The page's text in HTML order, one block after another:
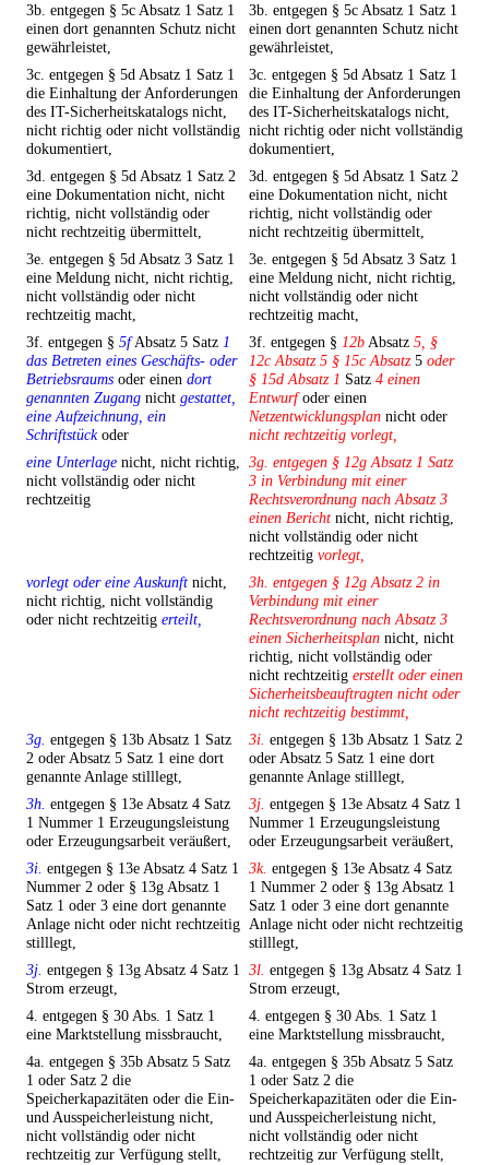
3b. entgegen § 5c Absatz 1 Satz 1
einen dort genannten Schutz nicht
gewährleistet,
3b. entgegen § 5c Absatz 1 Satz 1
einen dort genannten Schutz nicht
gewährleistet,
3c. entgegen § 5d Absatz 1 Satz 1
die Einhaltung der Anforderungen
des IT-Sicherheitskatalogs nicht,
nicht richtig oder nicht vollständig
dokumentiert,
3c. entgegen § 5d Absatz 1 Satz 1
die Einhaltung der Anforderungen
des IT-Sicherheitskatalogs nicht,
nicht richtig oder nicht vollständig
dokumentiert,
3d. entgegen § 5d Absatz 1 Satz 2
eine Dokumentation nicht, nicht
richtig, nicht vollständig oder
nicht rechtzeitig übermittelt,
3d. entgegen § 5d Absatz 1 Satz 2
eine Dokumentation nicht, nicht
richtig, nicht vollständig oder
nicht rechtzeitig übermittelt,
3e. entgegen § 5d Absatz 3 Satz 1
eine Meldung nicht, nicht richtig,
nicht vollständig oder nicht
rechtzeitig macht,
3e. entgegen § 5d Absatz 3 Satz 1
eine Meldung nicht, nicht richtig,
nicht vollständig oder nicht
rechtzeitig macht,
3f. entgegen § 5fAbsatz 5 Satz 1
das Betreten eines Geschäfts- oder
Betriebsraums oder einen dort
genannten Zugang nicht gestattet,
eine Aufzeichnung, ein
Schriftstückoder
3f. entgegen § 12bAbsatz 5, §
12c Absatz 5 § 15c Absatz5 oder
§ 15d Absatz 1 Satz 4 einen
Entwurfoder einen
Netzentwicklungsplan nicht oder
nicht rechtzeitig vorlegt,
eine Unterlage nicht, nicht richtig,
nicht vollständig oder nicht
rechtzeitig
3g. entgegen § 12g Absatz 1 Satz
3 in Verbindung mit einer
Rechtsverordnung nach Absatz 3
einen Bericht nicht, nicht richtig,
nicht vollständig oder nicht
rechtzeitig vorlegt,
vorlegt oder eine Auskunft nicht,
nicht richtig, nicht vollständig
oder nicht rechtzeitig erteilt,
3h. entgegen § 12g Absatz 2 in
Verbindung mit einer
Rechtsverordnung nach Absatz 3
einen Sicherheitsplan nicht, nicht
richtig, nicht vollständig oder
nicht rechtzeitig erstellt oder einen
Sicherheitsbeauftragten nicht oder
nicht rechtzeitig bestimmt,
3g. entgegen § 13b Absatz 1 Satz
2 oder Absatz 5 Satz 1 eine dort
genannte Anlage stilllegt,
3i. entgegen § 13b Absatz 1 Satz 2
oder Absatz 5 Satz 1 eine dort
genannte Anlage stilllegt,
3h. entgegen § 13e Absatz 4 Satz
1 Nummer 1 Erzeugungsleistung
oder Erzeugungsarbeit veräußert,
3j. entgegen § 13e Absatz 4 Satz 1
Nummer 1 Erzeugungsleistung
oder Erzeugungsarbeit veräußert,
3i. entgegen § 13e Absatz 4 Satz 1
Nummer 2 oder § 13g Absatz 1
Satz 1 oder 3 eine dort genannte
Anlage nicht oder nicht rechtzeitig
stilllegt,
3k. entgegen § 13e Absatz 4 Satz
1 Nummer 2 oder § 13g Absatz 1
Satz 1 oder 3 eine dort genannte
Anlage nicht oder nicht rechtzeitig
stilllegt,
3j. entgegen § 13g Absatz 4 Satz 1
Strom erzeugt,
3l. entgegen § 13g Absatz 4 Satz 1
Strom erzeugt,
4. entgegen § 30 Abs. 1 Satz 1
eine Marktstellung missbraucht,
4. entgegen § 30 Abs. 1 Satz 1
eine Marktstellung missbraucht,
4a. entgegen § 35b Absatz 5 Satz
1 oder Satz 2 die
Speicherkapazitäten oder die Ein-
und Ausspeicherleistung nicht,
nicht vollständig oder nicht
rechtzeitig zur Verfügung stellt,
4a. entgegen § 35b Absatz 5 Satz
1 oder Satz 2 die
Speicherkapazitäten oder die Ein-
und Ausspeicherleistung nicht,
nicht vollständig oder nicht
rechtzeitig zur Verfügung stellt,